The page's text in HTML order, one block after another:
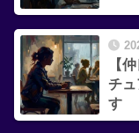
【
チュ
す